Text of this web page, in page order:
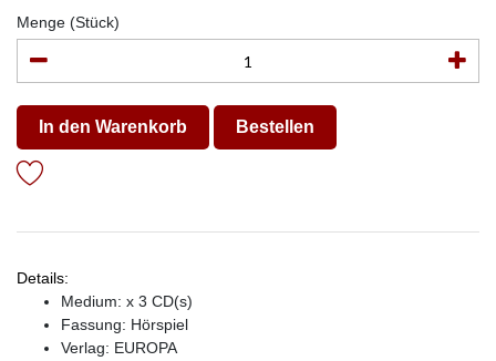
Menge (Stück)
In den Warenkorb Bestellen
Details:
Medium: x 3 CD(s)
Fassung: Hörspiel
Verlag: EUROPA